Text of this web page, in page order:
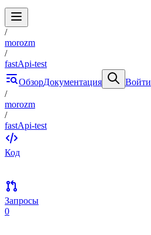
/
morozm
/
fastApi-test
ОбзорДокументация
Войти
/
morozm
/
fastApi-test
Код
Запросы
0